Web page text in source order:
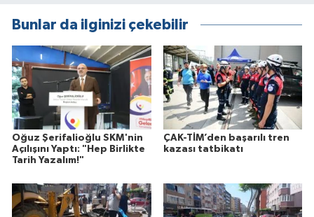
Bunlar da ilginizi çekebilir
Oğuz Şerifalioğlu SKM'nin
Açılışını Yaptı: "Hep Birlikte
Tarih Yazalım!"
ÇAK-TİM’den başarılı tren
kazası tatbikatı